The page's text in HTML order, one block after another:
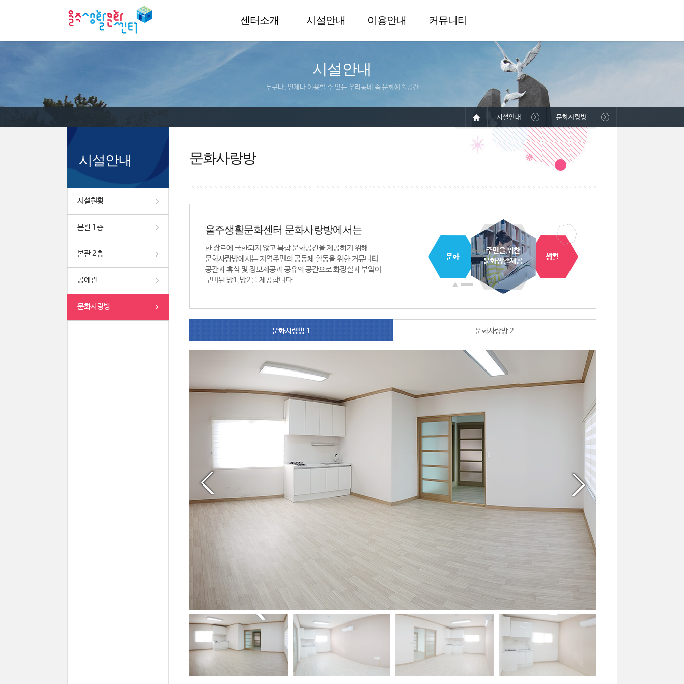
센터소개 시설안내 이용안내 커뮤니티
시설안내
누구나, 언제나 이용할 수 있는 우리동네 속 문화예술공간
시설안내
시설현황
본관 1층
본관 2층
공예관
문화사랑방
시설안내 문화사랑방
문화사랑방
울주생활문화센터 문화사랑방에서는
한 장르에 국한되지 않고 복합 문화공간을 제공하기 위해
문화사랑방에서는 지역주민의 공동체 활동을 위한 커뮤니티
공간과 휴식 및 정보제공과 공유의 공간으로 화장실과 부엌이
구비된 방1,방2를 제공합니다.
문화사랑방 1 문화사랑방 2